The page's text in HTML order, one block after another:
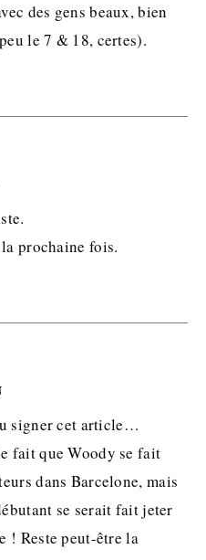
des gens beaux, bien
le 7 & 18, certes).
prochaine fois.
signer cet article…
fait que Woody se fait
dans Barcelone, mais
se serait fait jeter
! Reste peut-être la